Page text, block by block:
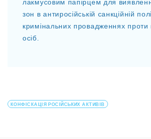
лакмусовим папірцем для
зон в антиросійській санкційній
кримінальних провадженнях проти
осіб.
КОНФІСКАЦІЯ РОСІЙСЬКИХ АКТИВІВ